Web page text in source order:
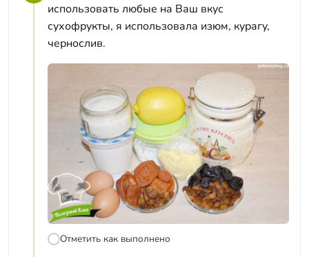
использовать любые на Ваш вкус
сухофрукты, я использовала изюм, курагу,
чернослив.
Отметить как выполнено